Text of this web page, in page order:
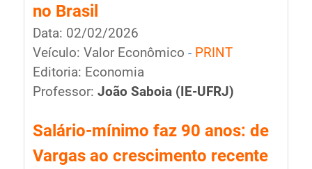
no Brasil
Data: 02/02/2026
Veículo: Valor Econômico - PRINT
Editoria: Economia
Professor: João Saboia(IE-UFRJ)
Salário-mínimo faz 90 anos: de
Vargas ao crescimento recente